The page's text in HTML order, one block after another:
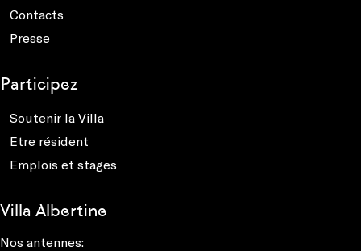
Contacts
Presse
Participez
Soutenir la Villa
Etre résident
Emplois et stages
Villa Albertine
Nos antennes: